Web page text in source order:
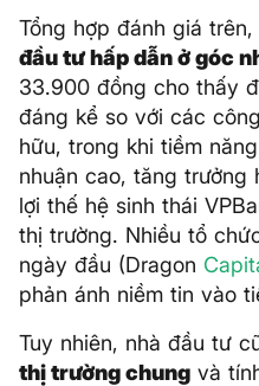
Tổng hợp đánh giá trên,
đầu tư hấp dẫn ở góc
33.900 đồng cho thấy
đáng kể so với các
hữu, trong khi tiềm
nhuận cao, tăng trưởng
lợi thế hệ sinh thái
thị trường. Nhiều tổ
ngày đầu (Dragon
phản ánh niềm tin vào
Tuy nhiên, nhà đầu tư
thị trường chung và